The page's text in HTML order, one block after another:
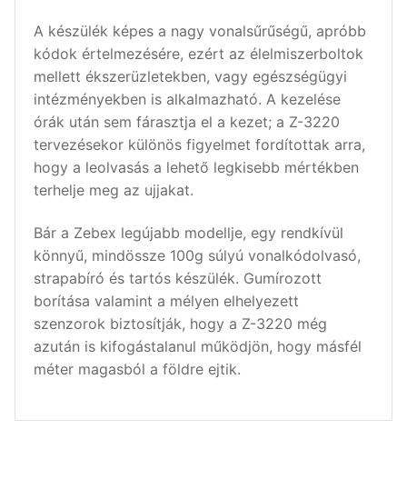
A készülék képes a nagy vonalsűrűségű, apróbb
kódok értelmezésére, ezért az élelmiszerboltok
mellett ékszerüzletekben, vagy egészségügyi
intézményekben is alkalmazható. A kezelése
órák után sem fárasztja el a kezet; a Z-3220
tervezésekor különös figyelmet fordítottak arra,
hogy a leolvasás a lehető legkisebb mértékben
terhelje meg az ujjakat.
Bár a Zebex legújabb modellje, egy rendkívül
könnyű, mindössze 100g súlyú vonalkódolvasó,
strapabíró és tartós készülék. Gumírozott
borítása valamint a mélyen elhelyezett
szenzorok biztosítják, hogy a Z-3220 még
azután is kifogástalanul működjön, hogy másfél
méter magasból a földre ejtik.